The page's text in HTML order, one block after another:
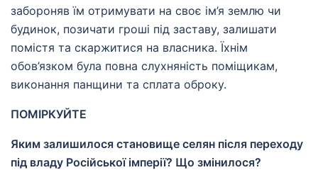
забороняв їм отримувати на своє ім’я землю чи
будинок, позичати гроші під заставу, залишати
помістя та скаржитися на власника. Їхнім
обов’язком була повна слухняність поміщикам,
виконання панщини та сплата оброку.
ПОМІРКУЙТЕ
Яким залишилося становище селян після переходу
під владу Російської імперії? Що змінилося?